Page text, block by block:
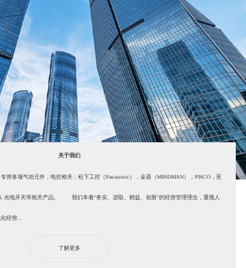
关于我们
各项气动元件，电控相关：松下工控（Panasonic），金器（MINDMAN），PISCO，亚
光电开关等相关产品。 我们本着“务实、进取、精益、创新”的经营管理理念，重视人
经营...
了解更多